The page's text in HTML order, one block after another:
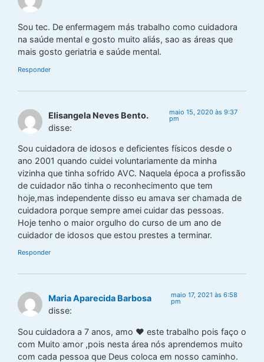
Sou tec. De enfermagem más trabalho como cuidadora
na saúde mental e gosto muito aliás, sao as áreas que
mais gosto geriatria e saúde mental.
Responder
Elisangela Neves Bento.
disse:
maio 15, 2020 às 9:37
pm
Sou cuidadora de idosos e deficientes físicos desde o
ano 2001 quando cuidei voluntariamente da minha
vizinha que tinha sofrido AVC. Naquela época a profissão
de cuidador não tinha o reconhecimento que tem
hoje,mas independente disso eu amava ser chamada de
cuidadora porque sempre amei cuidar das pessoas.
Hoje tenho o maior orgulho do curso de um ano de
cuidador de idosos que estou prestes a terminar.
Responder
Maria Aparecida Barbosa
disse:
maio 17, 2021 às 6:58
pm
Sou cuidadora a 7 anos, amo ❤ este trabalho pois faço o
com Muito amor ,pois nesta área nós aprendemos muito
com cada pessoa que Deus coloca em nosso caminho.